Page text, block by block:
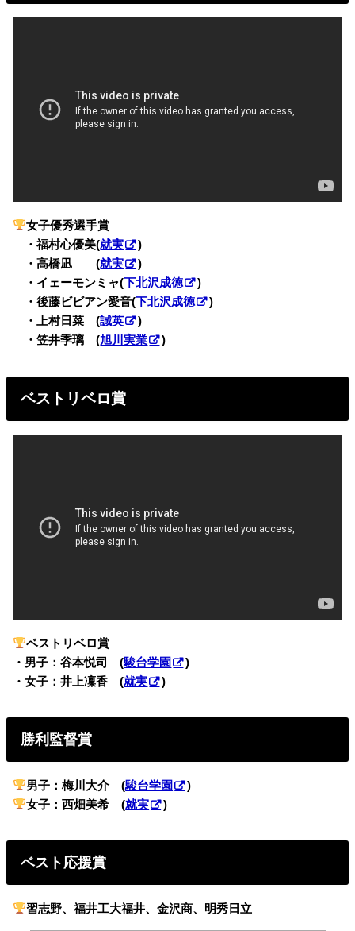
女子優秀選手賞
・福村心優美(就実
)
・高橋凪 (就実
)
・イェーモンミャ(下北沢成徳
)
・後藤ビビアン愛音(下北沢成徳
)
・上村日菜 (誠英
)
・笠井季璃 (旭川実業 )
ベストリベロ賞
ベストリベロ賞
・男子：谷本悦司 (駿台学園
)
・女子：井上凜香 (就実 )
勝利監督賞
男子：梅川大介 (駿台学園
)
女子：西畑美希 (就実 )
ベスト応援賞
習志野、福井工大福井、金沢商、明秀日立